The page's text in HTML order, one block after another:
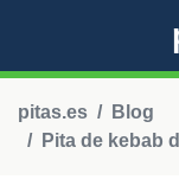
pitas.es
Blog
Pita de kebab